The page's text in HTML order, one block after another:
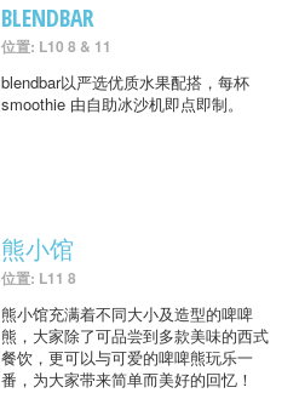
BLENDBAR
位置: L10 8 & 11
blendbar以严选优质水果配搭，每杯
smoothie 由自助冰沙机即点即制。
熊小馆
位置: L11 8
熊小馆充满着不同大小及造型的啤啤
熊，大家除了可品尝到多款美味的西式
餐饮，更可以与可爱的啤啤熊玩乐一
番，为大家带来简单而美好的回忆！